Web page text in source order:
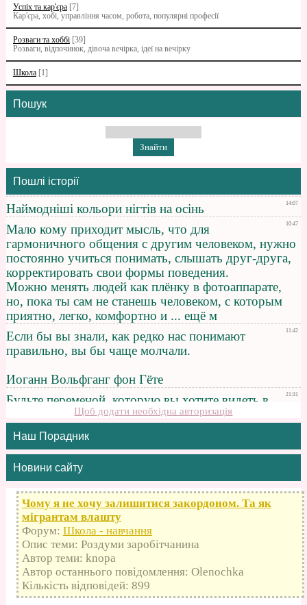
Успіх та кар'єра [7]
Кар'єра, хобі, управління часом, робота, популярні професії
Розваги та хоббі [39]
Розваги, відпочинок, дівоча вечірка, ідеї на вечірку
Школа [1]
Пошук
Пошлі історії
Щоб додати необхідна авторизація
Наш Порадник
Новини сайту
Чому я не хочу залишитися закордоном. Та як
мігрантам влашту
Форум: Школа - навчання
Опис теми: Роздуми заробітчанина
Автор теми: knopa
Автор останнього повідомлення: Olenochka
Кількість відповідей: 899